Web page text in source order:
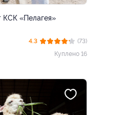
КСК «Пелагея»
4.3
(73)
Куплено 16